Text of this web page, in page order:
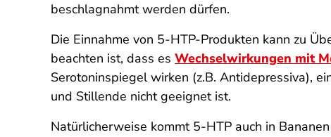
beschlagnahmt werden dürfen.
Die Einnahme von 5-HTP-Produkten kann zu
beachten ist, dass es Wechselwirkungen mit
Serotoninspiegel wirken (z.B. Antidepressiva),
und Stillende nicht geeignet ist.
Natürlicherweise kommt 5-HTP auch in